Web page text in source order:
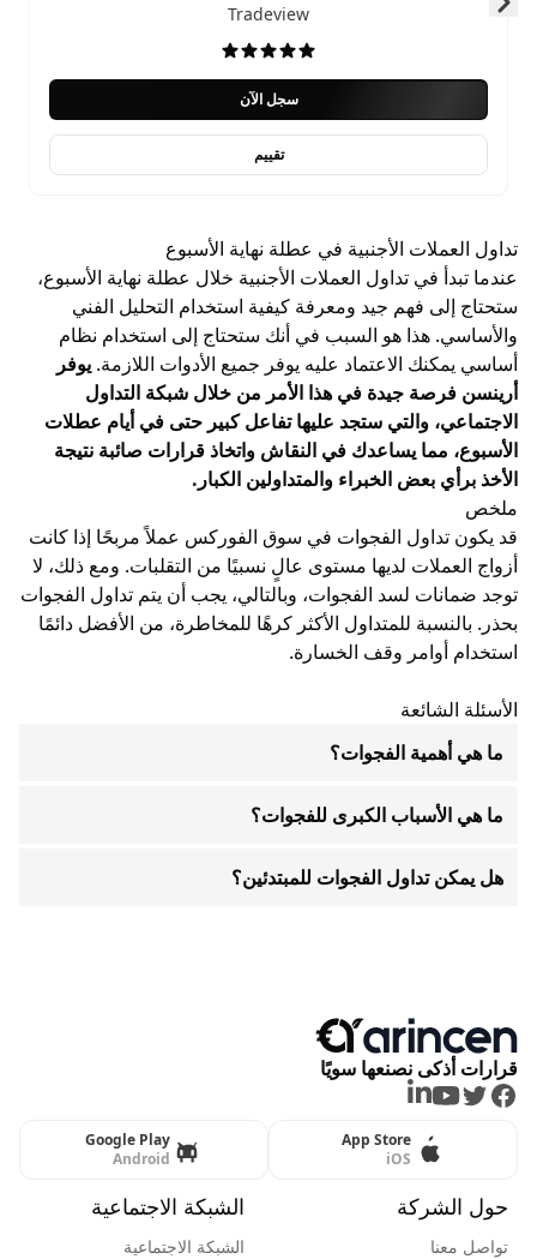
Tradeview
سجل الآن
تقييم
Skip to next slide page
تداول العملات الأجنبية في عطلة نهاية الأسبوع
عندما تبدأ في تداول العملات الأجنبية خلال عطلة نهاية الأسبوع،
ستحتاج إلى فهم جيد ومعرفة كيفية استخدام التحليل الفني
والأساسي. هذا هو السبب في أنك ستحتاج إلى استخدام نظام
أساسي يمكنك الاعتماد عليه يوفر جميع الأدوات اللازمة. يوفر
أرينسن فرصة جيدة في هذا الأمر من خلال شبكة التداول
الاجتماعي، والتي ستجد عليها تفاعل كبير حتى في أيام عطلات
الأسبوع، مما يساعدك في النقاش واتخاذ قرارات صائبة نتيجة
الأخذ برأي بعض الخبراء والمتداولين الكبار.
ملخص
قد يكون تداول الفجوات في سوق الفوركس عملاً مربحًا إذا كانت
أزواج العملات لديها مستوى عالٍ نسبيًا من التقلبات. ومع ذلك، لا
توجد ضمانات لسد الفجوات، وبالتالي، يجب أن يتم تداول الفجوات
بحذر. بالنسبة للمتداول الأكثر كرهًا للمخاطرة، من الأفضل دائمًا
استخدام أوامر وقف الخسارة.
الأسئلة الشائعة
ما هي أهمية الفجوات؟
ما هي الأسباب الكبرى للفجوات؟
هل يمكن تداول الفجوات للمبتدئين؟
قرارات أذكى نصنعها سويًا
Facebook
Twitter
Youtube
LinkedIn
App Store
iOS
Google Play
Android
حول الشركة
تواصل معنا
الشبكة الاجتماعية
الشبكة الاجتماعية